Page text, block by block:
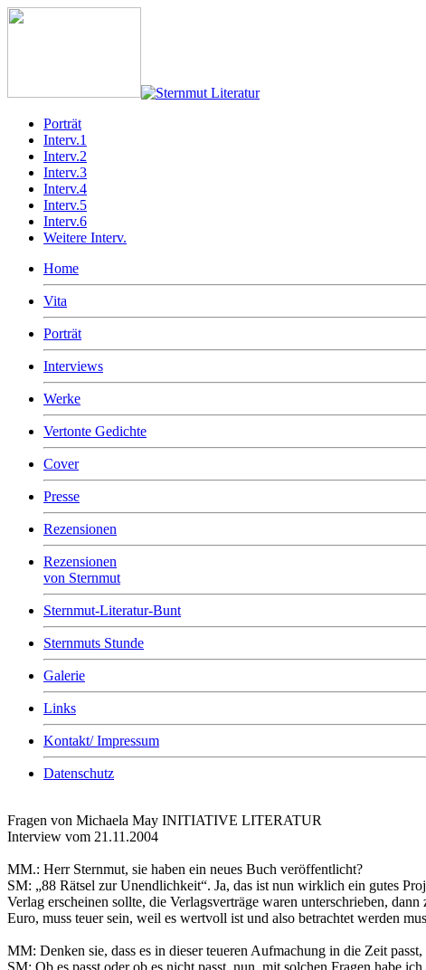
Porträt
Interv.1
Interv.2
Interv.3
Interv.4
Interv.5
Interv.6
Weitere Interv.
Home
Vita
Porträt
Interviews
Werke
Vertonte Gedichte
Cover
Presse
Rezensionen
Rezensionen
von Sternmut
Sternmut-Literatur-Bunt
Sternmuts Stunde
Galerie
Links
Kontakt/ Impressum
Datenschutz
Fragen von Michaela May INITIATIVE LITERATUR
Interview vom 21.11.2004
MM.: Herr Sternmut, sie haben ein neues Buch veröffentlicht?
SM: „88 Rätsel zur Unendlichkeit“. Ja, das ist nun wirklich ein gutes
Verlag erscheinen sollte, die Verlagsverträge waren unterschrieben,
Euro, muss teuer sein, weil es wertvoll ist und also betrachtet werden
MM: Denken sie, dass es in dieser teueren Aufmachung in die Zeit
SM: Ob es passt oder ob es nicht passt, nun, mit solchen Fragen habe